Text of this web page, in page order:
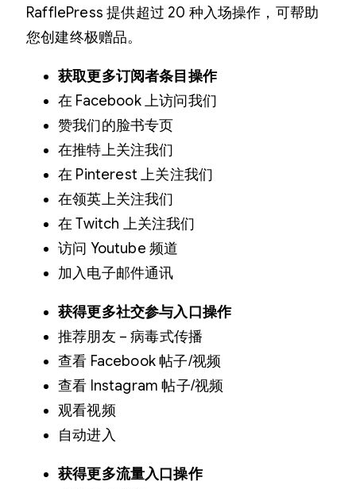
RafflePress 提供超过 20 种入场操作，可帮助
您创建终极赠品。
获取更多订阅者条目操作
在 Facebook 上访问我们
赞我们的脸书专页
在推特上关注我们
在 Pinterest 上关注我们
在领英上关注我们
在 Twitch 上关注我们
访问 Youtube 频道
加入电子邮件通讯
获得更多社交参与入口操作
推荐朋友 – 病毒式传播
查看 Facebook 帖子/视频
查看 Instagram 帖子/视频
观看视频
自动进入
获得更多流量入口操作